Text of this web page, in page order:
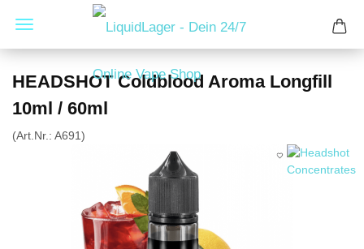
HEADSHOT Coldblood Aroma Longfill
10ml / 60ml
(Art.Nr.: A691)